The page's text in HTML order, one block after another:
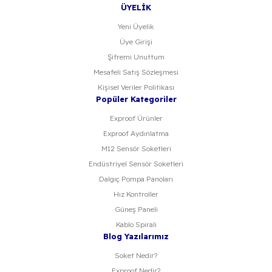
ÜYELİK
Yeni Üyelik
Üye Girişi
Şifremi Unuttum
Mesafeli Satış Sözleşmesi
Kişisel Veriler Politikası
Popüler Kategoriler
Exproof Ürünler
Exproof Aydınlatma
M12 Sensör Soketleri
Endüstriyel Sensör Soketleri
Dalgıç Pompa Panoları
Hız Kontroller
Güneş Paneli
Kablo Spirali
Blog Yazılarımız
Soket Nedir?